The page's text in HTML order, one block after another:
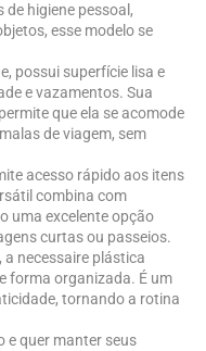
higiene pessoal,
esse modelo se
possui superfície lisa e
e vazamentos. Sua
que ela se acomode
de viagem, sem
acesso rápido aos itens
combina com
uma excelente opção
curtas ou passeios.
a necessaire plástica
forma organizada. É um
tornando a rotina
e quer manter seus